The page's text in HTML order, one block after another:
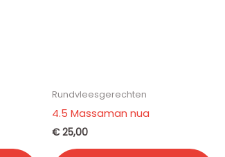
Rundvleesgerechten
4.5 Massaman nua
€25,00